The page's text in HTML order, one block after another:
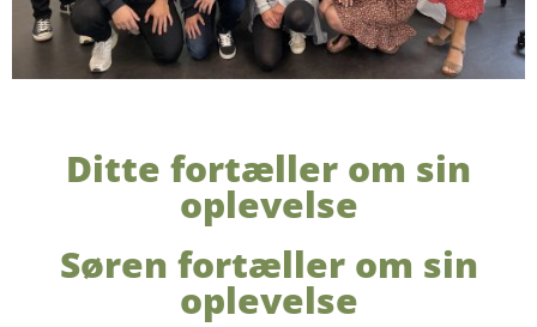
Ditte fortæller om sin
oplevelse
Søren fortæller om sin
oplevelse